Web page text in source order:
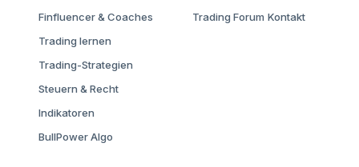
Finfluencer & Coaches
Trading lernen
Trading-Strategien
Steuern & Recht
Indikatoren
BullPower Algo
Trading Forum Kontakt